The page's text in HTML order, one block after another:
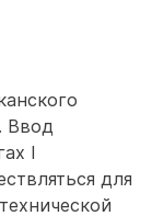
Ввод
I
для